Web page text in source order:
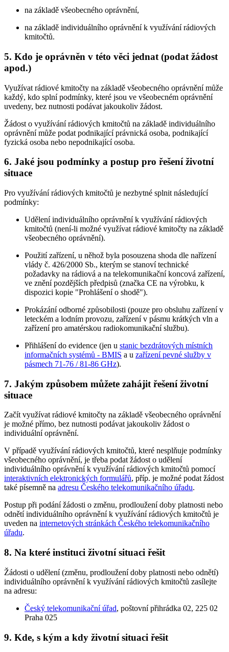
na základě všeobecného oprávnění,
na základě individuálního oprávnění k využívání rádiových
kmitočtů.
5. Kdo je oprávněn v této věci jednat (podat žádost
apod.)
Využívat rádiové kmitočty na základě všeobecného oprávnění může
každý, kdo splní podmínky, které jsou ve všeobecném oprávnění
uvedeny, bez nutnosti podávat jakoukoliv žádost.
Žádost o využívání rádiových kmitočtů na základě individuálního
oprávnění může podat podnikající právnická osoba, podnikající
fyzická osoba nebo nepodnikající osoba.
6. Jaké jsou podmínky a postup pro řešení životní
situace
Pro využívání rádiových kmitočtů je nezbytné splnit následující
podmínky:
Udělení individuálního oprávnění k využívání rádiových
kmitočtů (není-li možné využívat rádiové kmitočty na základě
všeobecného oprávnění).
Použití zařízení, u něhož byla posouzena shoda dle nařízení
vlády č. 426/2000 Sb., kterým se stanoví technické
požadavky na rádiová a na telekomunikační koncová zařízení,
ve znění pozdějších předpisů (značka CE na výrobku, k
dispozici kopie "Prohlášení o shodě").
Prokázání odborné způsobilosti (pouze pro obsluhu zařízení v
leteckém a lodním provozu, zařízení v pásmu krátkých vln a
zařízení pro amatérskou radiokomunikační službu).
Přihlášení do evidence (jen u stanic bezdrátových místních
informačních systémů - BMIS a u zařízení pevné služby v
pásmech 71-76 / 81-86 GHz).
7. Jakým způsobem můžete zahájit řešení životní
situace
Začít využívat rádiové kmitočty na základě všeobecného oprávnění
je možné přímo, bez nutnosti podávat jakoukoliv žádost o
individuální oprávnění.
V případě využívání rádiových kmitočtů, které nesplňuje podmínky
všeobecného oprávnění, je třeba podat žádost o udělení
individuálního oprávnění k využívání rádiových kmitočtů pomocí
interaktivních elektronických formulářů, příp. je možné podat žádost
také písemně na adresu Českého telekomunikačního úřadu.
Postup při podání žádosti o změnu, prodloužení doby platnosti nebo
odnětí individuálního oprávnění k využívání rádiových kmitočtů je
uveden na internetových stránkách Českého telekomunikačního
úřadu.
8. Na které instituci životní situaci řešit
Žádosti o udělení (změnu, prodloužení doby platnosti nebo odnětí)
individuálního oprávnění k využívání rádiových kmitočtů zasílejte
na adresu:
Český telekomunikační úřad, poštovní přihrádka 02, 225 02
Praha 025
9. Kde, s kým a kdy životní situaci řešit